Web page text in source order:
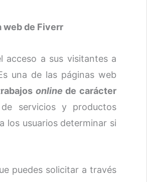
web de Fiverr
acceso a sus visitantes a
una de las páginas web
onlinede carácter
servicios y productos
los usuarios determinar si
puedes solicitar a través